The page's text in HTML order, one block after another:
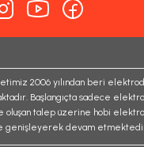
daha pahalı.
Gönder
2006 yılından beri
Başlangıçta sadece
oluşan talep üzerine hobi
genişleyerek devam